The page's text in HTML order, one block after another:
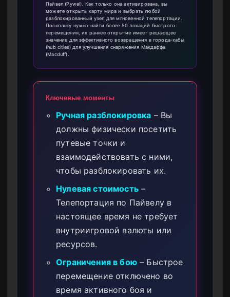
Пайвел (Pywel). Как только она активирована, вы
можете открыть карту мира и выбрать любой
разблокированный узел для мгновенной телепортации.
Поскольку нужно найти более 50 локаций быстрого
перемещения, их раннее открытие имеет решающее
значение для эффективного возвращения в города-хабы
(hub cities) для улучшения снаряжения Макдаффа
(Macduff).
Ключевые моменты
Ручная разблокировка – Вы
должны физически посетить
путевые точки и
взаимодействовать с ними,
чтобы разблокировать их.
Нулевая стоимость–
Телепортация по Пайвелу в
настоящее время не требует
внутриигровой валюты или
ресурсов.
Ограничения в бою– Быстрое
перемещение отключено во
время активного боя и